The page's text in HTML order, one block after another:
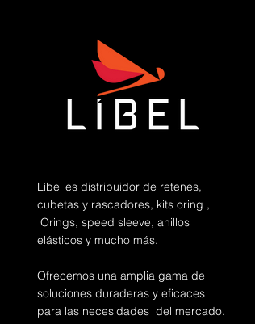
Líbel es distribuidor de retenes,
cubetas y rascadores, kits oring ,
Orings, speed sleeve, anillos
elásticos y mucho más.
Ofrecemos una amplia gama de
soluciones duraderas y eficaces
para las necesidades del mercado.